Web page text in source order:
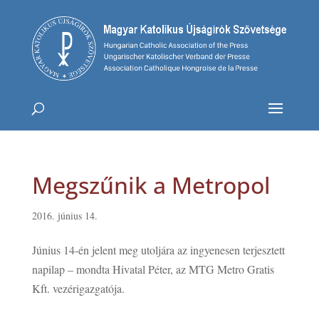
Megszűnik a Metropol
2016. június 14.
Június 14-én jelent meg utoljára az ingyenesen terjesztett
napilap – mondta Hivatal Péter, az MTG Metro Gratis
Kft. vezérigazgatója.